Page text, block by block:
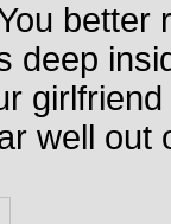
better
deep
well out